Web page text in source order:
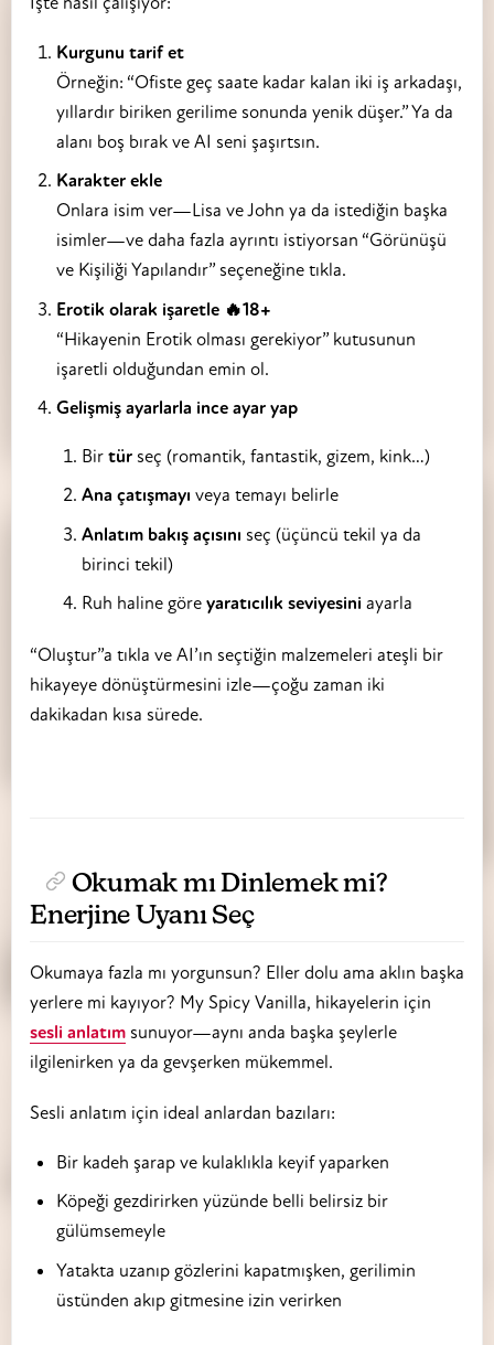
Kurgunu tarif et
Örneğin: “Ofiste geç saate kadar kalan iki iş arkadaşı,
yıllardır biriken gerilime sonunda yenik düşer.” Ya da
alanı boş bırak ve AI seni şaşırtsın.
Karakter ekle
Onlara isim ver—Lisa ve John ya da istediğin başka
isimler—ve daha fazla ayrıntı istiyorsan “Görünüşü
ve Kişiliği Yapılandır” seçeneğine tıkla.
Erotik olarak işaretle 🔥18+
“Hikayenin Erotik olması gerekiyor” kutusunun
işaretli olduğundan emin ol.
Gelişmiş ayarlarla ince ayar yap
Birtür seç (romantik, fantastik, gizem, kink…)
Ana çatışmayı veya temayı belirle
Anlatım bakış açısını seç (üçüncü tekil ya da
birinci tekil)
Ruh haline göreyaratıcılık seviyesini ayarla
“Oluştur”a tıkla ve AI’ın seçtiğin malzemeleri ateşli bir
hikayeye dönüştürmesini izle—çoğu zaman iki
dakikadan kısa sürede.
Okumak mı Dinlemek mi?
Enerjine Uyanı Seç
Okumaya fazla mı yorgunsun? Eller dolu ama aklın başka
yerlere mi kayıyor? My Spicy Vanilla, hikayelerin için
sesli anlatım sunuyor—aynı anda başka şeylerle
ilgilenirken ya da gevşerken mükemmel.
Sesli anlatım için ideal anlardan bazıları:
Bir kadeh şarap ve kulaklıkla keyif yaparken
Köpeği gezdirirken yüzünde belli belirsiz bir
gülümsemeyle
Yatakta uzanıp gözlerini kapatmışken, gerilimin
üstünden akıp gitmesine izin verirken